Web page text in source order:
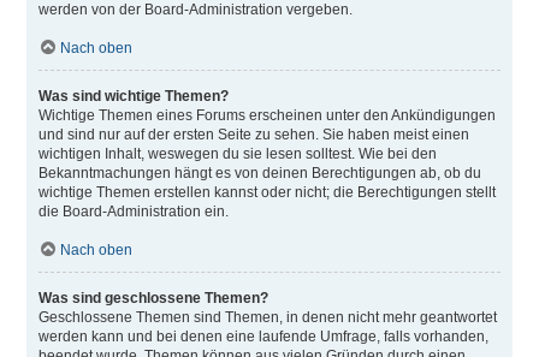
werden von der Board-Administration vergeben.
Nach oben
Was sind wichtige Themen?
Wichtige Themen eines Forums erscheinen unter den Ankündigungen
und sind nur auf der ersten Seite zu sehen. Sie haben meist einen
wichtigen Inhalt, weswegen du sie lesen solltest. Wie bei den
Bekanntmachungen hängt es von deinen Berechtigungen ab, ob du
wichtige Themen erstellen kannst oder nicht; die Berechtigungen stellt
die Board-Administration ein.
Nach oben
Was sind geschlossene Themen?
Geschlossene Themen sind Themen, in denen nicht mehr geantwortet
werden kann und bei denen eine laufende Umfrage, falls vorhanden,